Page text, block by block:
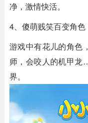
净，激情快活。
4、傻萌贱笑百变角色
游戏中有花儿的角色
师，会咬人的机甲
界。